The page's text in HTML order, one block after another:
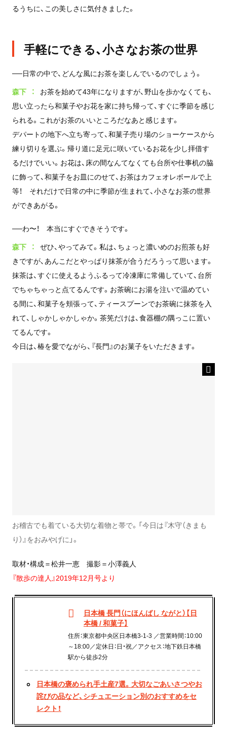
るうちに、この美しさに気付きました。
手軽にできる、小さなお茶の世界
──日常の中で、どんな風にお茶を楽しんでいるのでしょう。
森下
お茶を始めて43年になりますが、野山を歩かなくても、
思い立ったら和菓子やお花を家に持ち帰って、すぐに季節を感じ
られる。これがお茶のいいところだなあと感じます。
デパートの地下へ立ち寄って、和菓子売り場のショーケースから
練り切りを選ぶ。帰り道に足元に咲いているお花を少し拝借す
るだけでいい。お花は、床の間なんてなくても台所や仕事机の脇
に飾って、和菓子をお皿にのせて、お茶はカフェオレボールで上
等！ それだけで日常の中に季節が生まれて、小さなお茶の世界
ができあがる。
──わ〜！ 本当にすぐできそうです。
森下
ぜひ、やってみて。私は、ちょっと濃いめのお煎茶も好
きですが、あんこだとやっぱり抹茶が合うだろうって思います。
抹茶は、すぐに使えるようふるって冷凍庫に常備していて、台所
でちゃちゃっと点てるんです。お茶碗にお湯を注いで温めてい
る間に、和菓子を頬張って、ティースプーンでお茶碗に抹茶を入
れて、しゃかしゃかしゃか。茶筅だけは、食器棚の隅っこに置い
てるんです。
今日は、椿を愛でながら、『長門』のお菓子をいただきます。
お稽古でも着ている大切な着物と帯で。「今日は『木守（きまも
り）』をおみやげに」。
取材・構成＝松井一恵 撮影＝小澤義人
『散歩の達人』2019年12月号より
日本橋 長門（にほんばし ながと）【日
本橋 / 和菓子】
住所：東京都中央区日本橋3-1-3 ／営業時間：10:00
～18:00／定休日：日・祝／アクセス：地下鉄日本橋
駅から徒歩2分
日本橋の褒められ手土産7選。大切なごあいさつやお
詫びの品など、シチュエーション別のおすすめをセ
レクト！